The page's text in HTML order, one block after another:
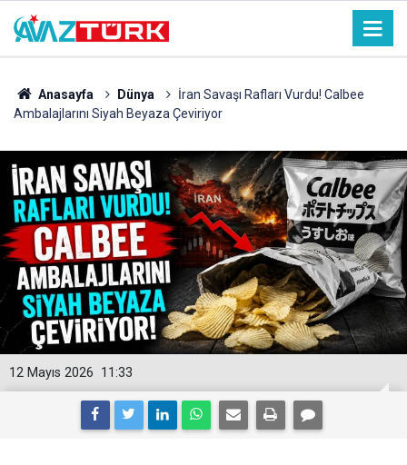
Anasayfa Dünya
İran Savaşı Rafları Vurdu! Calbee
Ambalajlarını Siyah Beyaza Çeviriyor
11:33
12 Mayıs 2026